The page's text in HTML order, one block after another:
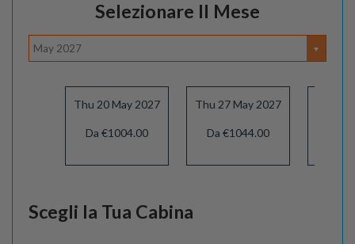
Selezionare Il Mese
May 2027
Thu 20 May 2027
Da €1004.00
Thu 27 May 2027
Da €1044.00
Scegli la Tua Cabina